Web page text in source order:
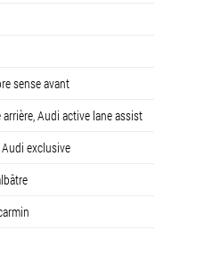
sense avant
Audi active lane assist
exclusive